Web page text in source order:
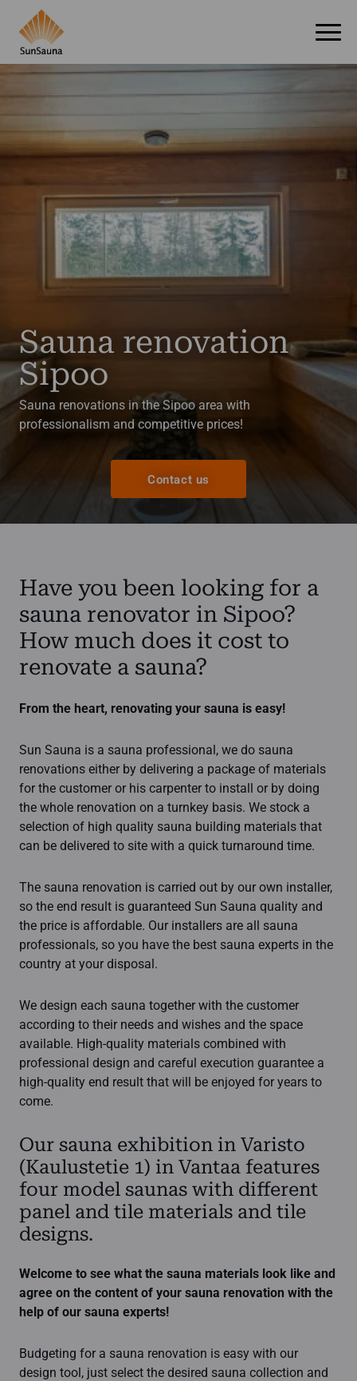
Sauna renovation
Sipoo
Sauna renovations in the Sipoo area with
professionalism and competitive prices!
Contact us
Have you been looking for a
sauna renovator in Sipoo?
How much does it cost to
renovate a sauna?
From the heart, renovating your sauna is easy!
Sun Sauna is a sauna professional, we do sauna
renovations either by delivering a package of materials
for the customer or his carpenter to install or by doing
the whole renovation on a turnkey basis. We stock a
selection of high quality sauna building materials that
can be delivered to site with a quick turnaround time.
The sauna renovation is carried out by our own installer,
so the end result is guaranteed Sun Sauna quality and
the price is affordable. Our installers are all sauna
professionals, so you have the best sauna experts in the
country at your disposal.
We design each sauna together with the customer
according to their needs and wishes and the space
available. High-quality materials combined with
professional design and careful execution guarantee a
high-quality end result that will be enjoyed for years to
come.
Our sauna exhibition in Varisto
(Kaulustetie 1) in Vantaa features
four model saunas with different
panel and tile materials and tile
designs.
Welcome to see what the sauna materials look like and
agree on the content of your sauna renovation with the
help of our sauna experts!
Budgeting for a sauna renovation is easy with our
design tool, just select the desired sauna collection and